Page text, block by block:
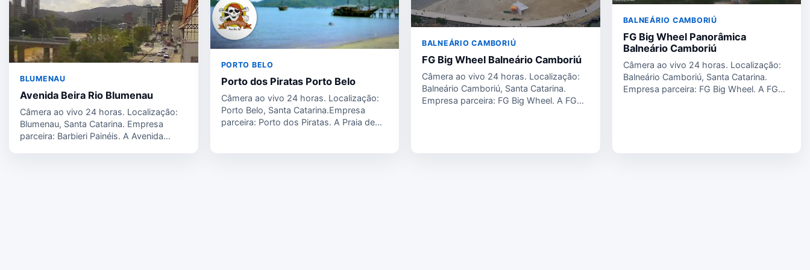
BLUMENAU
Avenida Beira Rio Blumenau
Câmera ao vivo 24 horas. Localização:
Blumenau, Santa Catarina. Empresa
parceira: Barbieri Painéis. A Avenida
PORTO BELO
Porto dos Piratas Porto Belo
Câmera ao vivo 24 horas. Localização:
Porto Belo, Santa Catarina.Empresa
parceira: Porto dos Piratas. A Praia de
BALNEÁRIO CAMBORIÚ
FG Big Wheel Balneário Camboriú
Câmera ao vivo 24 horas. Localização:
Balneário Camboriú, Santa Catarina.
Empresa parceira: FG Big Wheel. A FG
BALNEÁRIO CAMBORIÚ
FG Big Wheel Panorâmica
Balneário Camboriú
Câmera ao vivo 24 horas. Localização:
Balneário Camboriú, Santa Catarina.
Empresa parceira: FG Big Wheel. A FG